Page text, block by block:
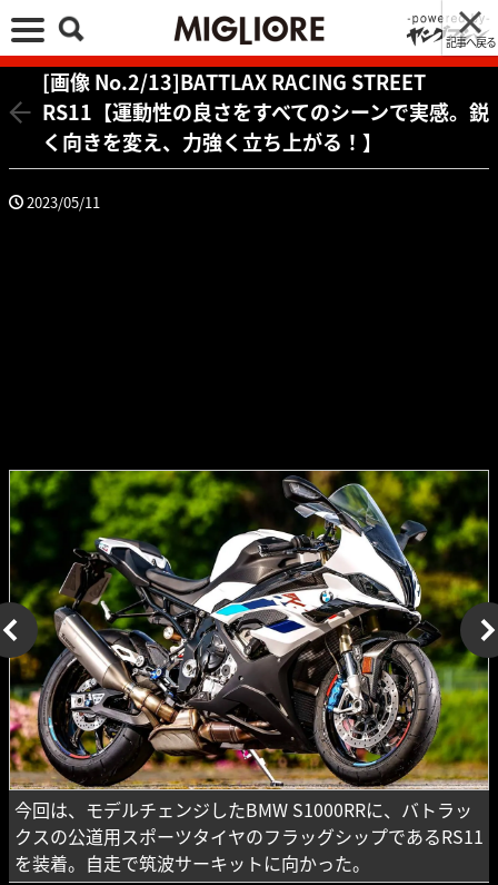
記事へ戻る
[画像 No.2/13]BATTLAX RACING STREET
RS11【運動性の良さをすべてのシーンで実感。鋭
く向きを変え、力強く立ち上がる！】
2023/05/11
今回は、モデルチェンジしたBMW S1000RRに、バトラッ
クスの公道用スポーツタイヤのフラッグシップであるRS11
を装着。自走で筑波サーキットに向かった。